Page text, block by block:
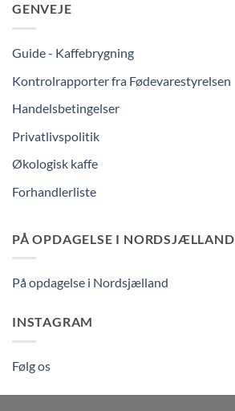
GENVEJE
Guide - Kaffebrygning
Kontrolrapporter fra Fødevarestyrelsen
Handelsbetingelser
Privatlivspolitik
Økologisk kaffe
Forhandlerliste
PÅ OPDAGELSE I NORDSJÆLLAND
På opdagelse i Nordsjælland
INSTAGRAM
Følg os